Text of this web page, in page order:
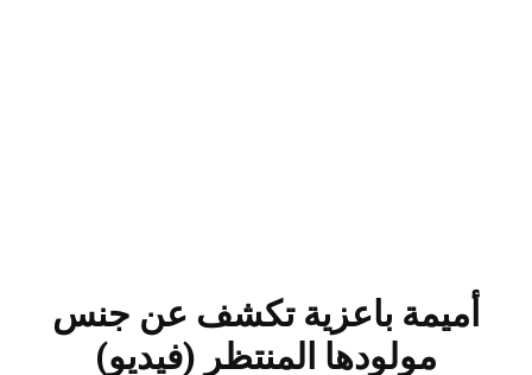
أميمة باعزية تكشف عن جنس
مولودها المنتظر (فيديو)